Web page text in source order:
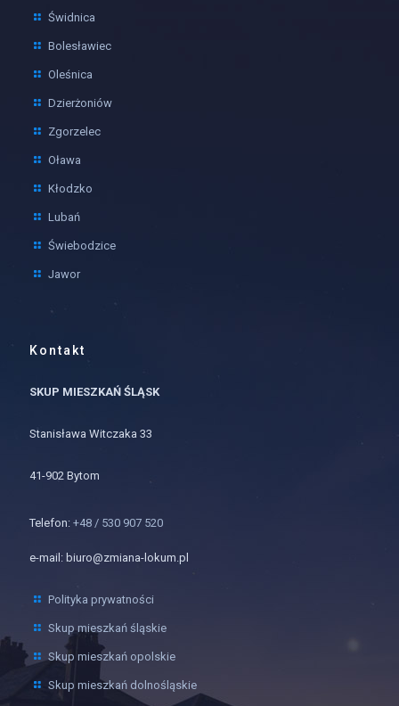
Świdnica
Bolesławiec
Oleśnica
Dzierżoniów
Zgorzelec
Oława
Kłodzko
Lubań
Świebodzice
Jawor
Kontakt
SKUP MIESZKAŃ ŚLĄSK
Stanisława Witczaka 33
41-902 Bytom
Telefon: +48 / 530 907 520
e-mail: biuro@zmiana-lokum.pl
Polityka prywatności
Skup mieszkań śląskie
Skup mieszkań opolskie
Skup mieszkań dolnośląskie